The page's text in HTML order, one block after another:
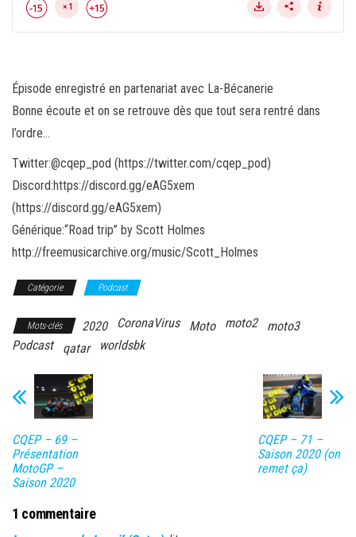
Épisode enregistré en partenariat avec La-Bécanerie
Bonne écoute et on se retrouve dès que tout sera rentré dans
l’ordre…
Twitter:@cqep_pod (https://twitter.com/cqep_pod)
Discord:https://discord.gg/eAG5xem
(https://discord.gg/eAG5xem)
Générique:“Road trip” by Scott Holmes
http://freemusicarchive.org/music/Scott_Holmes
Catégorie Podcast
Mots-clés 2020 CoronaVirus Moto moto2
moto3
Podcast
qatar worldsbk
CQEP – 69 –
Présentation
MotoGP –
Saison 2020
CQEP – 71 –
Saison 2020 (on
remet ça)
1 commentaire